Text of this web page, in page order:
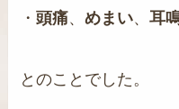
・頭痛、めまい、耳
とのことでした。